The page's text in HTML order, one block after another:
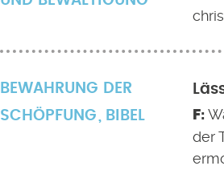
BEWAHRUNG DER
SCHÖPFUNG
BIBEL
der